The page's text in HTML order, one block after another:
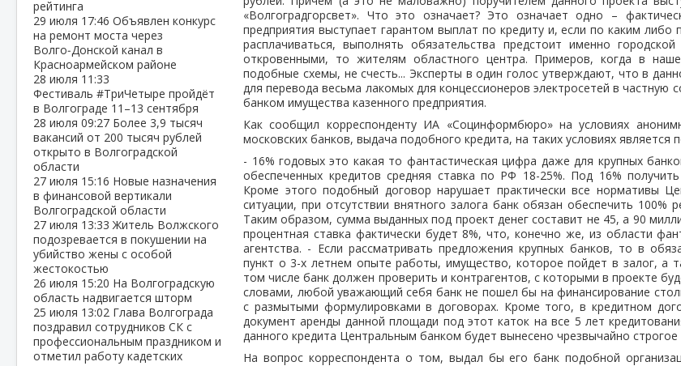
рейтинга
29 июля 17:46 Объявлен конкурс
на ремонт моста через
Волго‑Донской канал в
Красноармейском районе
28 июля 11:33
Фестиваль #ТриЧетыре пройдёт
в Волгограде 11–13 сентября
28 июля 09:27 Более 3,9 тысяч
вакансий от 200 тысяч рублей
открыто в Волгоградской
области
27 июля 15:16 Новые назначения
в финансовой вертикали
Волгоградской области
27 июля 13:33Житель Волжского
подозревается в покушении на
убийство жены с особой
жестокостью
26 июля 15:20 На Волгоградскую
область надвигается шторм
25 июля 13:02 Глава Волгограда
поздравил сотрудников СК с
профессиональным праздником и
отметил работу кадетских
«Волгоградгорсвет». Что это означает? Это означает одно –
предприятия выступает гарантом выплат по кредиту и, если по каким
расплачиваться, выполнять обязательства предстоит именно
откровенными, то жителям областного центра. Примеров, когда в
подобные схемы, не счесть... Эксперты в один голос утверждают, что в
для перевода весьма лакомых для концессионеров электросетей в частную
банком имущества казенного предприятия.
Как сообщил корреспонденту ИА «Социнформбюро» на условиях
московских банков, выдача подобного кредита, на таких условиях является
- 16% годовых это какая то фантастическая цифра даже для крупных
обеспеченных кредитов средняя ставка по РФ 18-25%. Под 16%
Кроме этого подобный договор нарушает практически все нормативы
ситуации, при отсутствии внятного залога банк обязан обеспечить 100%
Таким образом, сумма выданных под проект денег составит не 45, а 90
процентная ставка фактически будет 8%, что, конечно же, из области
агентства. - Если рассматривать предложения крупных банков, то в
пункт о 3-х летнем опыте работы, имущество, которое пойдет в залог, а
том числе банк должен проверить и контрагентов, с которыми в проекте
словами, любой уважающий себя банк не пошел бы на финансирование
с размытыми формулировками в договорах. Кроме того, в кредитном
документ аренды данной площади под этот каток на все 5 лет
данного кредита Центральным банком будет вынесено чрезвычайно строгое
На вопрос корреспондента о том, выдал бы его банк подобной